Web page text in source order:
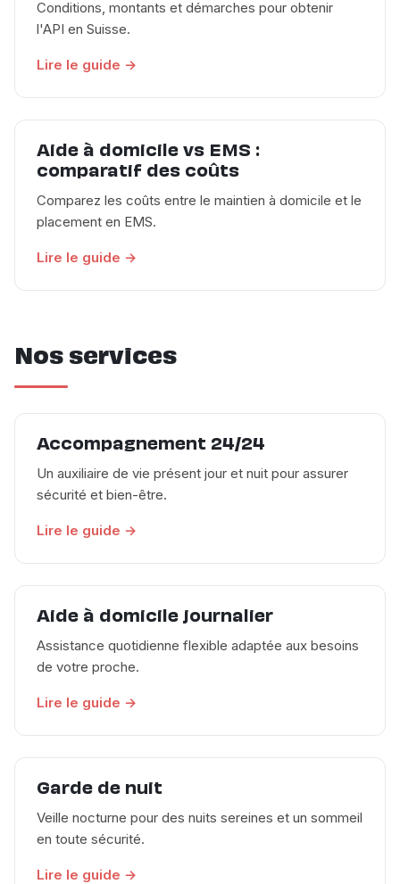
Conditions, montants et démarches pour obtenir
l'API en Suisse.
Lire le guide →
Aide à domicile vs EMS :
comparatif des coûts
Comparez les coûts entre le maintien à domicile et le
placement en EMS.
Lire le guide →
Nos services
Accompagnement 24/24
Un auxiliaire de vie présent jour et nuit pour assurer
sécurité et bien-être.
Lire le guide →
Aide à domicile journalier
Assistance quotidienne flexible adaptée aux besoins
de votre proche.
Lire le guide →
Garde de nuit
Veille nocturne pour des nuits sereines et un sommeil
en toute sécurité.
Lire le guide →